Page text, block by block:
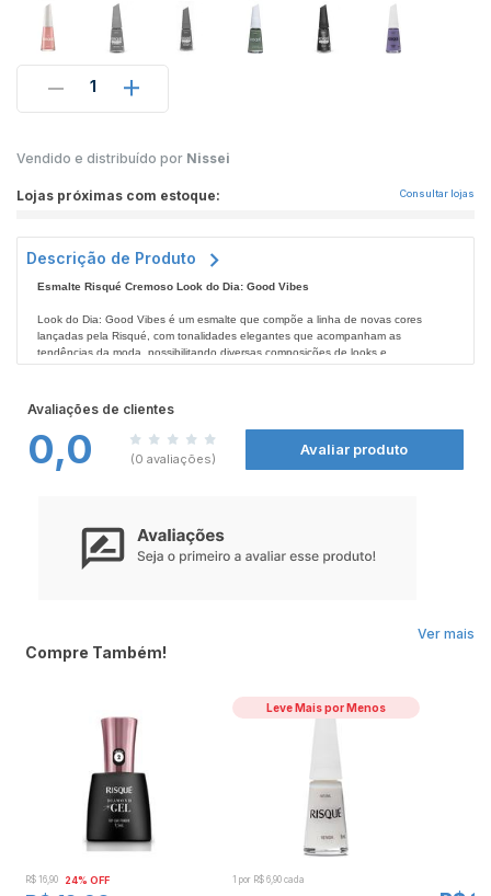
1
Vendido e distribuído por Nissei
Lojas próximas com estoque: Consultar lojas
Descrição de Produto
Esmalte Risqué Cremoso Look do Dia: Good Vibes
Look do Dia: Good Vibes é um esmalte que compõe a linha de novas cores
lançadas pela Risqué, com tonalidades elegantes que acompanham as
tendências da moda, possibilitando diversas composições de looks e
maximizando a beleza da sua maquiagem e acessórios.
Com acabamento cremoso de longa duração, a cor A.Mar traz um tom de azul
produtos Risqué nasFarmácias Nissei.
Benefícios:
- Coleção de novas cores exclusivas.
- Acabamento cremoso.
Modo de Usar:
Agite antes de usar.
Avaliações de clientes
0,0 (0 avaliações)
Avaliar produto
Ver mais
Compre Também!
R$ 16,90 24% OFF
Leve Mais por Menos
1 por R$ 6,90 cada